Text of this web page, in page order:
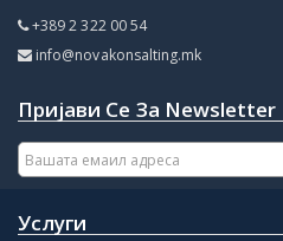
+389 2 322 00 54
info@novakonsalting.mk
Пријави Се За Newsletter
Услуги